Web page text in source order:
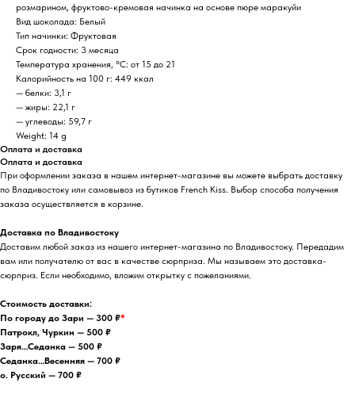
розмарином, фруктово-кремовая начинка на основе пюре маракуйи
Вид шоколада: Белый
Тип начинки: Фруктовая
Срок годности: 3 месяца
Температура хранения, °C: от 15 до 21
Калорийность на 100 г: 449 ккал
— белки: 3,1 г
— жиры: 22,1 г
— углеводы: 59,7 г
Weight: 14 g
Оплата и доставка
Оплата и доставка
При оформлении заказа в нашем интернет-магазине вы можете выбрать доставку
по Владивостоку или самовывоз из бутиков French Kiss. Выбор способа получения
заказа осуществляется в корзине.
Доставка по Владивостоку
Доставим любой заказ из нашего интернет-магазина по Владивостоку. Передадим
вам или получателю от вас в качестве сюрприза. Мы называем это доставка-
сюрприз. Если необходимо, вложим открытку с пожеланиями.
Стоимость доставки:
По городу до Зари — 300 ₽*
Патрокл, Чуркин — 500 ₽
Заря…Седанка — 500 ₽
Седанка…Весенняя — 700 ₽
о. Русский — 700 ₽